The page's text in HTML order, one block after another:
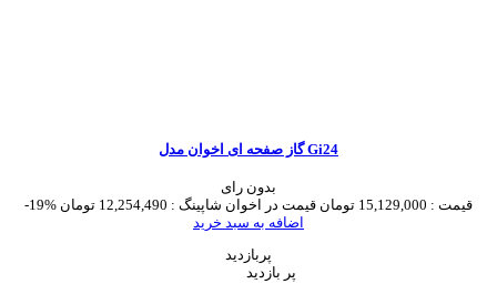
گاز صفحه ای اخوان مدل Gi24
بدون رای
-19%
قیمت : 15,129,000 تومان قیمت در اخوان شاپینگ : 12,254,490 تومان
اضافه به سبد خرید
پربازدید
پر بازدید